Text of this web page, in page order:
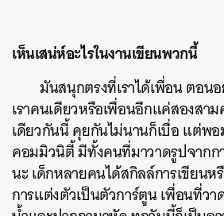
เห็นเสน่ห์อะไรในงานเขียนพวกนี้
มันสนุกตรงที่เราได้เพื่อน ตอน
เราคนเดียวหรือเพื่อนอีกแค่สองสา
เดียวกันนี้ คุยกันไม่นานก็เบื่อ แต่พ
คอมมิวนิตี้ มีทั้งคนที่มาวาดรูปจาก
นะ เด็กหลายคนได้สกิลล์การเขียนห
การแต่งตัวเป็นตัวการ์ตูน เพื่อนที่วา